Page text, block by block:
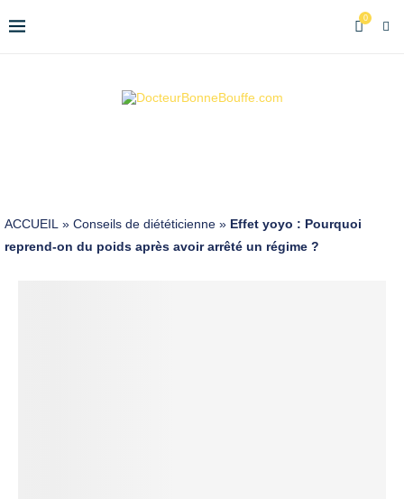
0
ACCUEIL » Conseils de diététicienne » Effet yoyo : Pourquoi
reprend-on du poids après avoir arrêté un régime ?